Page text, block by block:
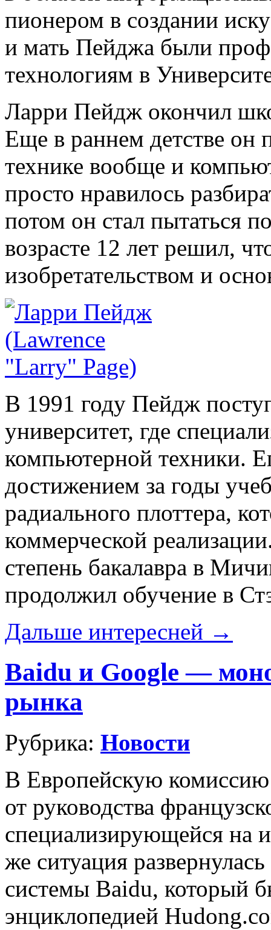
пионером в создании
и мать Пейджа были
технологиям в
Ларри Пейдж окончил
Еще в раннем детстве он
технике вообще и
просто нравилось
потом он стал пытаться
возрасте 12 лет решил,
изобретательством и
В 1991 году Пейдж
университет, где
компьютерной техники.
достижением за годы
радиального плоттера,
коммерческой
степень бакалавра в
продолжил обучение в
Дальше интересней →
Baidu и Google —
рынка
Рубрика: Новости
В Европейскую комиссию
от руководства
специализирующейся на
же ситуация
системы Baidu, который
энциклопедией